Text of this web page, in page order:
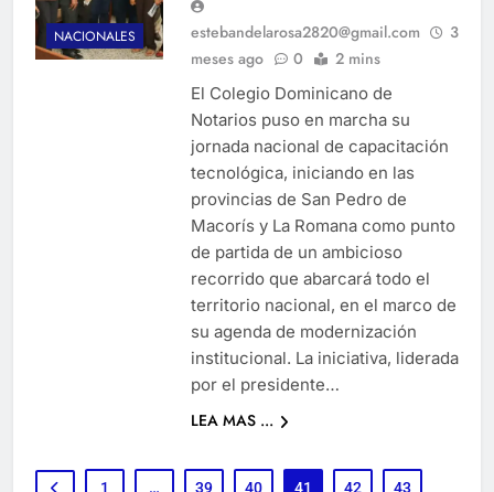
NACIONALES estebandelarosa2820@gmail.com
3
meses ago
0 2 mins
El Colegio Dominicano de
Notarios puso en marcha su
jornada nacional de capacitación
tecnológica, iniciando en las
provincias de San Pedro de
Macorís y La Romana como punto
de partida de un ambicioso
recorrido que abarcará todo el
territorio nacional, en el marco de
su agenda de modernización
institucional. La iniciativa, liderada
por el presidente…
LEA MAS ...
1 … 39 40 41 42 43